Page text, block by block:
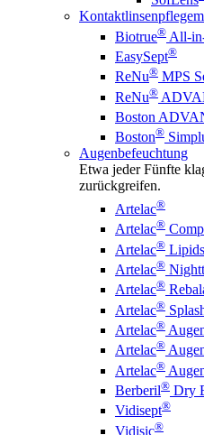
Biotrue® All-
EasySept®
ReNu® MPS
ReNu®
Boston
Boston®
Augenbefeuchtung
Etwa jeder Fünfte
zurückgreifen.
Artelac®
Artelac®
Artelac® Lipids
Artelac®
Artelac®
Artelac®
Artelac®
Artelac®
Artelac®
Berberil® Dry
Vidisept®
Vidisic®